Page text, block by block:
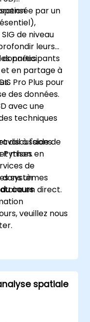
par un
de niveau
leurs
en partage à
participants
Pro Plus pour
des données.
avec une
techniques
à l'aide de
Python.
de
systèmes
discussions.
mises en
un
en direct.
cours
veuillez nous
spatiale